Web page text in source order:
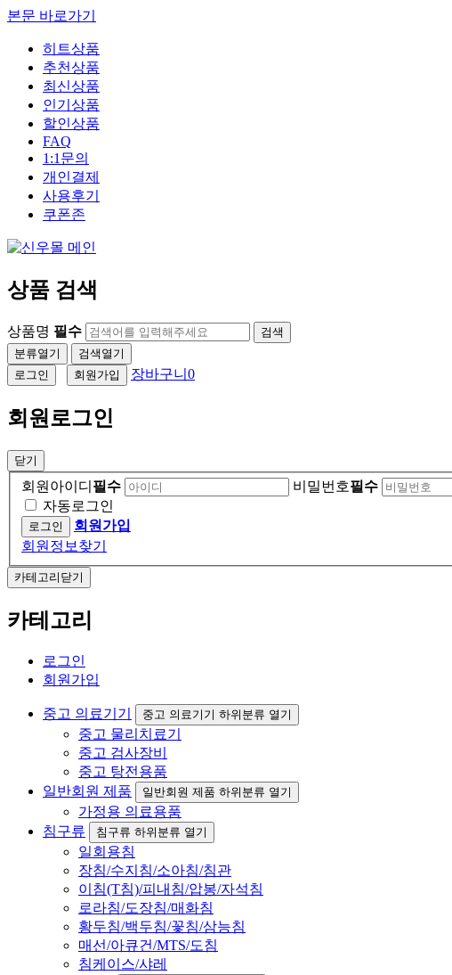
본문 바로가기
히트상품
추천상품
최신상품
인기상품
할인상품
FAQ
1:1문의
개인결제
사용후기
쿠폰존
상품 검색
상품명 필수
검색
분류열기
검색열기
로그인
회원가입 장바구니 0
회원로그인
닫기
회원아이디 필수 비밀번호필수
자동로그인
회원가입
회원정보찾기
카테고리닫기
카테고리
로그인
회원가입
중고 의료기기 중고 의료기기 하위분류 열기
중고 물리치료기
중고 검사장비
중고 탕전용품
일반회원 제품
일반회원 제품 하위분류 열기
가정용 의료용품
침구류
침구류 하위분류 열기
일회용침
장침/수지침/소아침/침관
이침(T침)/피내침/압봉/자석침
로라침/도장침/매화침
황두침/백두침/꽃침/삼능침
매선/아큐건/MTS/도침
침케이스/샤레